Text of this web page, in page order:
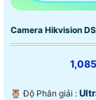
Camera Hikvision
🦉 Độ Phân giải :